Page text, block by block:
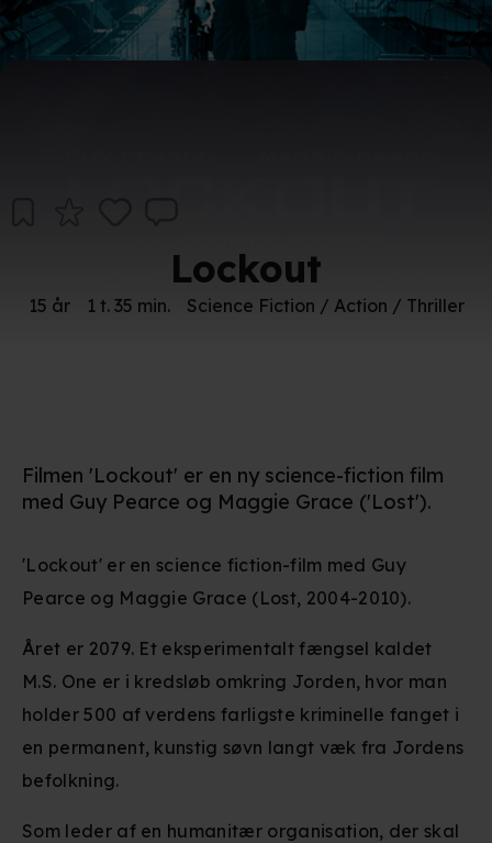
Lockout
15 år 1 t. 35 min. Science Fiction / Action / Thriller
Filmen 'Lockout' er en ny science-fiction film
med Guy Pearce og Maggie Grace ('Lost').
'Lockout' er en science fiction-film med Guy
Pearce og Maggie Grace (Lost, 2004-2010).
Året er 2079. Et eksperimentalt fængsel kaldet
M.S. One er i kredsløb omkring Jorden, hvor man
holder 500 af verdens farligste kriminelle fanget i
en permanent, kunstig søvn langt væk fra Jordens
befolkning.
Som leder af en humanitær organisation, der skal